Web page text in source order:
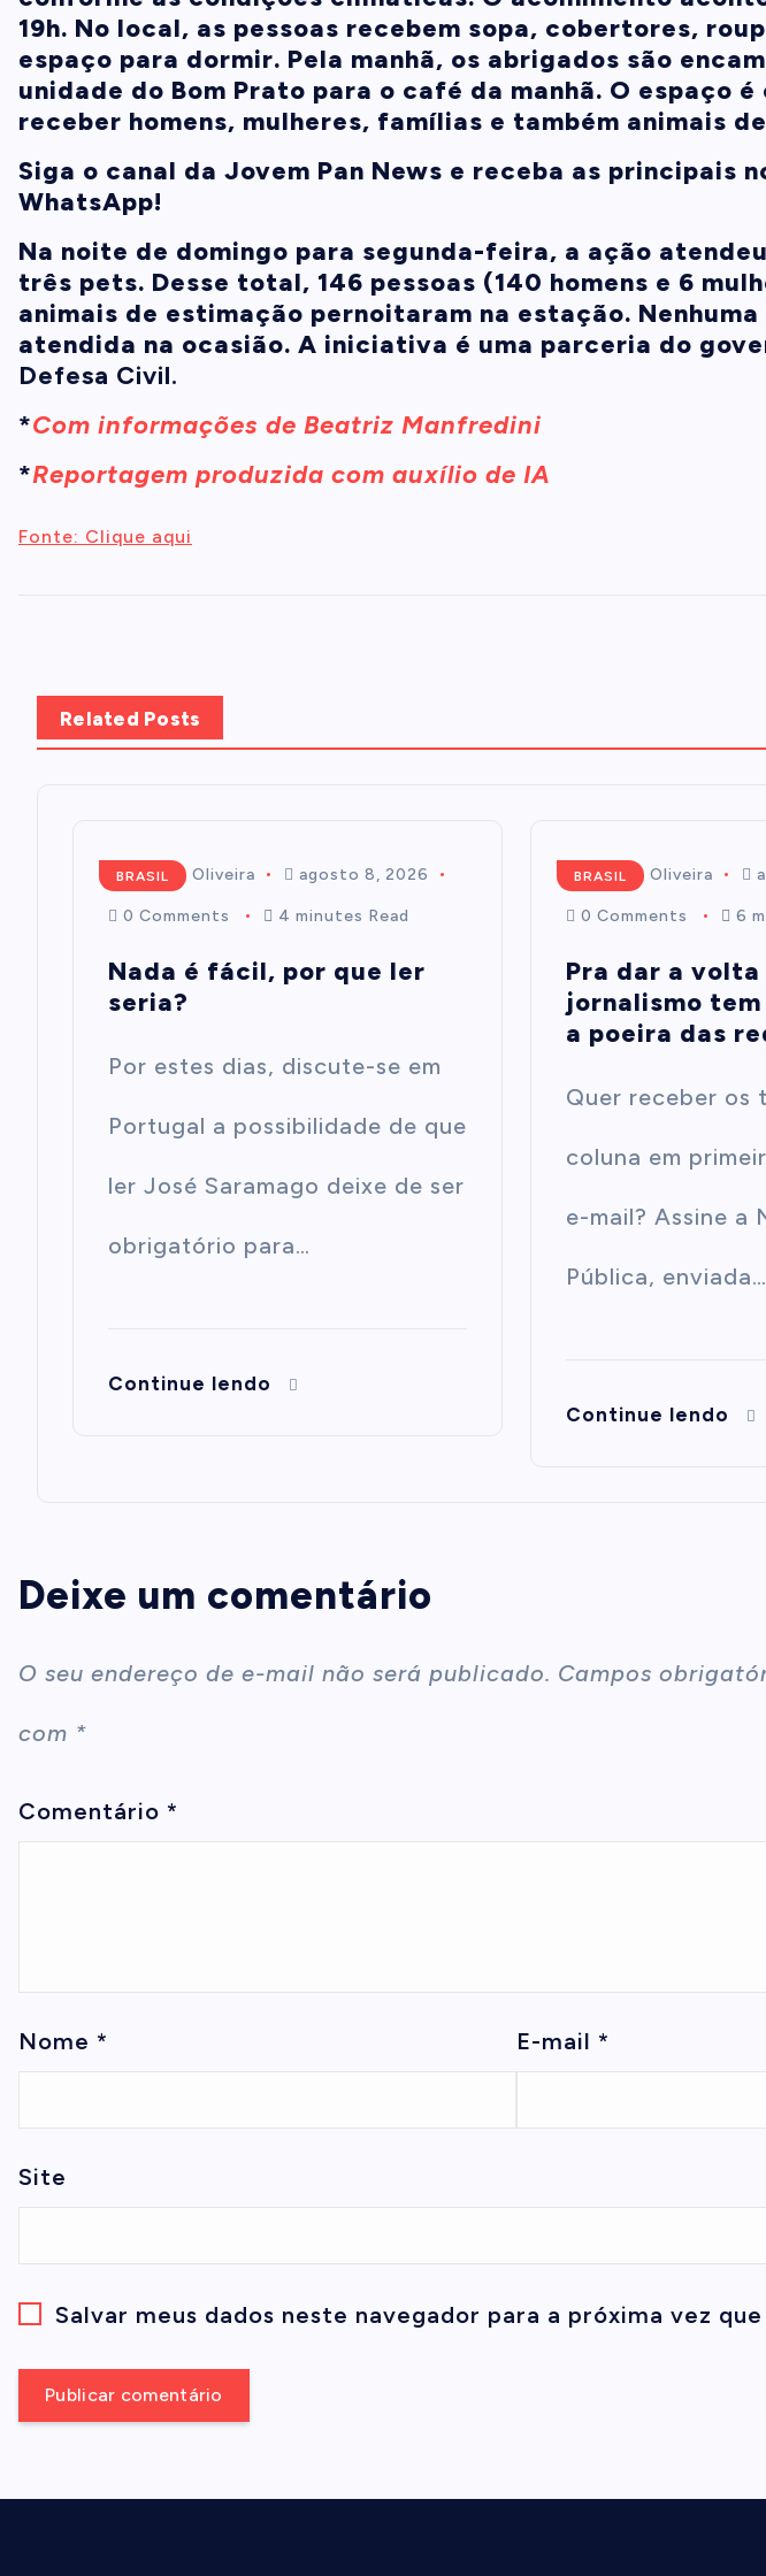
19h. No local, as pessoas recebem sopa, cobertores,
espaço para dormir. Pela manhã, os abrigados são
unidade do Bom Prato para o café da manhã. O espaço
receber homens, mulheres, famílias e também animais
Siga o canal da Jovem Pan News e receba as principais
WhatsApp!
Na noite de domingo para segunda-feira, a ação
três pets. Desse total, 146 pessoas (140 homens e 6
animais de estimação pernoitaram na estação.
atendida na ocasião. A iniciativa é uma parceria do
Defesa Civil.
*Com informações de Beatriz Manfredini
*Reportagem produzida com auxílio de IA
Fonte: Clique aqui
Related Posts
BRASIL
Mairim de Oliveira agosto 8, 2026
0 Comments 4 minutes Read
Nada é fácil, por que ler
seria?
Por estes dias, discute-se em
Portugal a possibilidade de que
ler José Saramago deixe de ser
obrigatório para…
Continue lendo
BRASIL
Mairim de Oliveira
0 Comments 6
Pra dar a
jornalismo
a poeira das
Quer receber os
coluna em
e-mail? Assine a
Pública, enviada…
Continue lendo
Deixe um comentário
O seu endereço de e-mail não será publicado. Campos
com *
Comentário *
Nome * E-mail *
Site
Salvar meus dados neste navegador para a próxima vez